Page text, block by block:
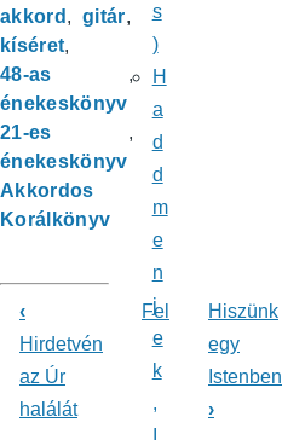
akkord
gitár
kíséret
48-as
énekeskönyv
21-es
énekeskönyv
Akkordos
Korálkönyv
Könyv
kereszthivatkozásai
ehhez:
‹
Hirdetvén
az Úr
halálát
Fel
Hiszünk
egy
Istenben
›
s
)
H
a
d
d
m
e
n
j
e
k
,